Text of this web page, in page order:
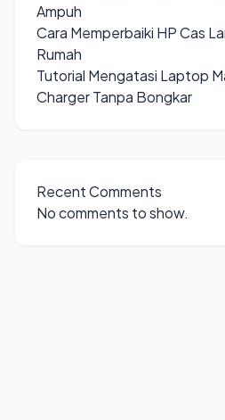
Ampuh
Cara Memperbaiki HP Cas
Rumah
Tutorial Mengatasi Laptop
Charger Tanpa Bongkar
Recent Comments
No comments to show.